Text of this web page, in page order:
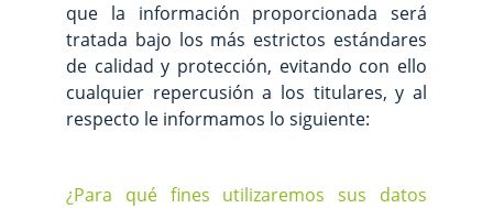
que la información proporcionada será
tratada bajo los más estrictos estándares
de calidad y protección, evitando con ello
cualquier repercusión a los titulares, y al
respecto le informamos lo siguiente:
¿Para qué fines utilizaremos sus datos